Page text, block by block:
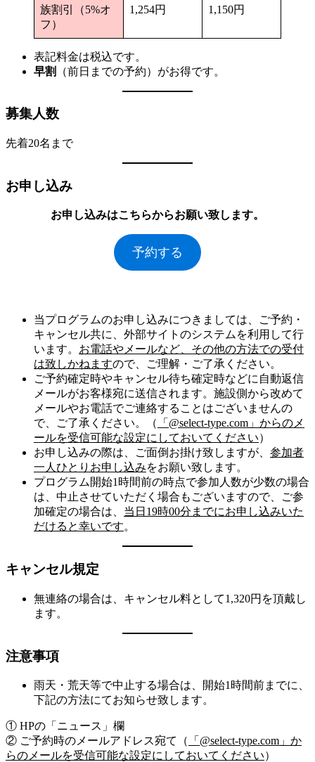
族割引（5%オ
フ）
1,254円 1,150円
表記料金は税込です。
早割
（前日までの予約）がお得です。
募集人数
先着20名まで
お申し込み
お申し込みはこちらからお願い致します。
予約する
当プログラムのお申し込みにつきましては、ご予約・
キャンセル共に、外部サイトのシステムを利用して行
います。 お電話やメールなど、その他の方法での受付
は致しかねますので、ご理解・ご了承ください。
ご予約確定時やキャンセル待ち確定時などに自動返信
メールがお客様宛に送信されます。施設側から改めて
メールやお電話でご連絡することはございませんの
で、ご了承ください。（
「@select-type.com」からのメ
ールを受信可能な設定にしておいてください）
お申し込みの際は、ご面倒お掛け致しますが、 参加者
一人ひとりお申し込みをお願い致します。
プログラム開始1時間前の時点で参加人数が少数の場合
は、中止させていただく場合もございますので、ご参
加確定の場合は、 当日19時00分までにお申し込みいた
だけると幸いです。
キャンセル規定
無連絡の場合は、キャンセル料として1,320円を頂戴し
ます。
注意事項
雨天・荒天等で中止する場合は、開始1時間前までに、
下記の方法にてお知らせ致します。
① HPの「ニュース」欄
② ご予約時のメールアドレス宛て（
「@select-type.com」か
らのメールを受信可能な設定にしておいてください）